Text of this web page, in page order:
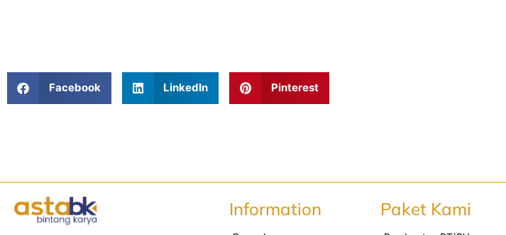
Facebook LinkedIn Pinterest
Information Paket Kami